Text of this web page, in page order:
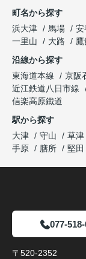
町名から探す
浜大津
馬場 安
一里山
大路
沿線から探す
東海道本線
京阪
近江鉄道八日市線
信楽高原鐵道
駅から探す
大津
守山 草津
手原
膳所 堅田
077-
〒520-2352